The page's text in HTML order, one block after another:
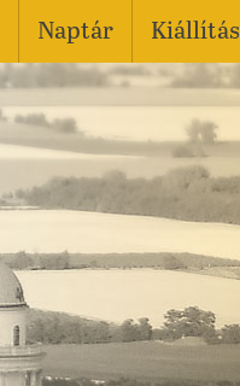
Naptár Kiállítás